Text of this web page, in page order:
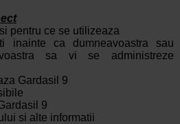
pentru ce se utilizeaza
inainte ca dumneavoastra sau
sa vi se administreze
Gardasil 9
9
si alte informatii